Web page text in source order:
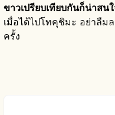
ขาวเปรียบเทียบกันก็น่าสน
เมื่อได้ไปโทคุชิมะ อย่าลืม
ครั้ง